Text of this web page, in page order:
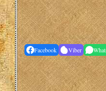
Facebook Viber